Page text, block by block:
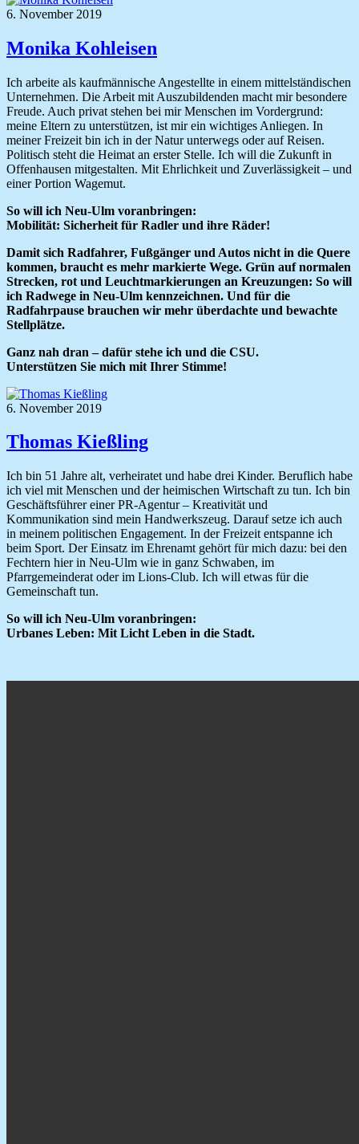
6. November 2019
Monika Kohleisen
Ich arbeite als kaufmännische Angestellte in einem mittelständischen
Unternehmen. Die Arbeit mit Auszubildenden macht mir besondere
Freude. Auch privat stehen bei mir Menschen im Vordergrund:
meine Eltern zu unterstützen, ist mir ein wichtiges Anliegen. In
meiner Freizeit bin ich in der Natur unterwegs oder auf Reisen.
Politisch steht die Heimat an erster Stelle. Ich will die Zukunft in
Offenhausen mitgestalten. Mit Ehrlichkeit und Zuverlässigkeit – und
einer Portion Wagemut.
So will ich Neu-Ulm voranbringen:
Mobilität: Sicherheit für Radler und ihre Räder!
Damit sich Radfahrer, Fußgänger und Autos nicht in die Quere
kommen, braucht es mehr markierte Wege. Grün auf normalen
Strecken, rot und Leuchtmarkierungen an Kreuzungen: So will
ich Radwege in Neu-Ulm kennzeichnen. Und für die
Radfahrpause brauchen wir mehr überdachte und bewachte
Stellplätze.
Ganz nah dran – dafür stehe ich und die CSU.
Unterstützen Sie mich mit Ihrer Stimme!
6. November 2019
Thomas Kießling
Ich bin 51 Jahre alt, verheiratet und habe drei Kinder. Beruflich habe
ich viel mit Menschen und der heimischen Wirtschaft zu tun. Ich bin
Geschäftsführer einer PR-Agentur – Kreativität und
Kommunikation sind mein Handwerkszeug. Darauf setze ich auch
in meinem politischen Engagement. In der Freizeit entspanne ich
beim Sport. Der Einsatz im Ehrenamt gehört für mich dazu: bei den
Fechtern hier in Neu-Ulm wie in ganz Schwaben, im
Pfarrgemeinderat oder im Lions-Club. Ich will etwas für die
Gemeinschaft tun.
So will ich Neu-Ulm voranbringen:
Urbanes Leben: Mit Licht Leben in die Stadt.